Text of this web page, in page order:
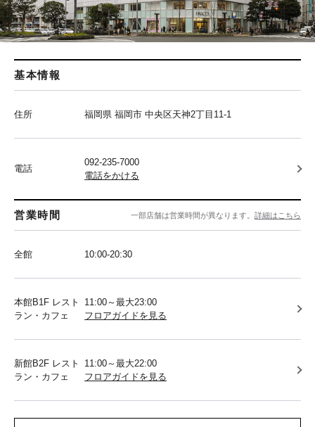
基本情報
住所 福岡県 福岡市 中央区天神2丁目11-1
電話
092-235-7000
電話をかける
営業時間 一部店舗は営業時間が異なります。 詳細はこちら
全館 10:00-20:30
本館B1F レスト
ラン・カフェ
11:00～最大23:00
フロアガイドを見る
新館B2F レスト
ラン・カフェ
11:00～最大22:00
フロアガイドを見る